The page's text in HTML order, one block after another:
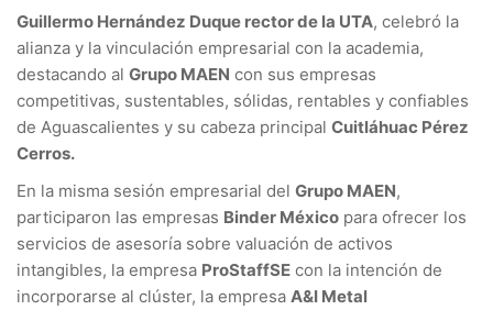
Guillermo Hernández Duque rector de la UTA, celebró la
alianza y la vinculación empresarial con la academia,
destacando al Grupo MAEN con sus empresas
competitivas, sustentables, sólidas, rentables y confiables
de Aguascalientes y su cabeza principal Cuitláhuac Pérez
Cerros.
En la misma sesión empresarial del Grupo MAEN,
participaron las empresas Binder México para ofrecer los
servicios de asesoría sobre valuación de activos
intangibles, la empresa ProStaffSE con la intención de
incorporarse al clúster, la empresa A&I Metal